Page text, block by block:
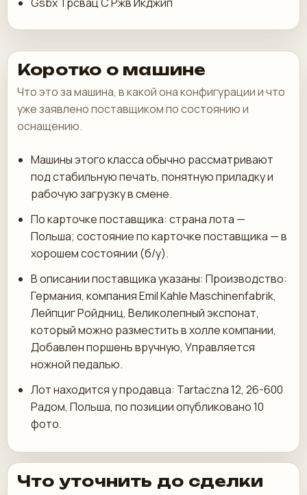
Коротко о машине
Что это за машина, в какой она конфигурации и что
уже заявлено поставщиком по состоянию и
оснащению.
Машины этого класса обычно рассматривают
под стабильную печать, понятную приладку и
рабочую загрузку в смене.
По карточке поставщика: страна лота —
Польша; состояние по карточке поставщика — в
хорошем состоянии (б/у).
В описании поставщика указаны: Производство:
Германия, компания Emil Kahle Maschinenfabrik,
Лейпциг Ройдниц, Великолепный экспонат,
который можно разместить в холле компании,
Добавлен поршень вручную, Управляется
ножной педалью.
Лот находится у продавца: Tartaczna 12, 26-600
Радом, Польша, по позиции опубликовано 10
фото.
Что уточнить до сделки